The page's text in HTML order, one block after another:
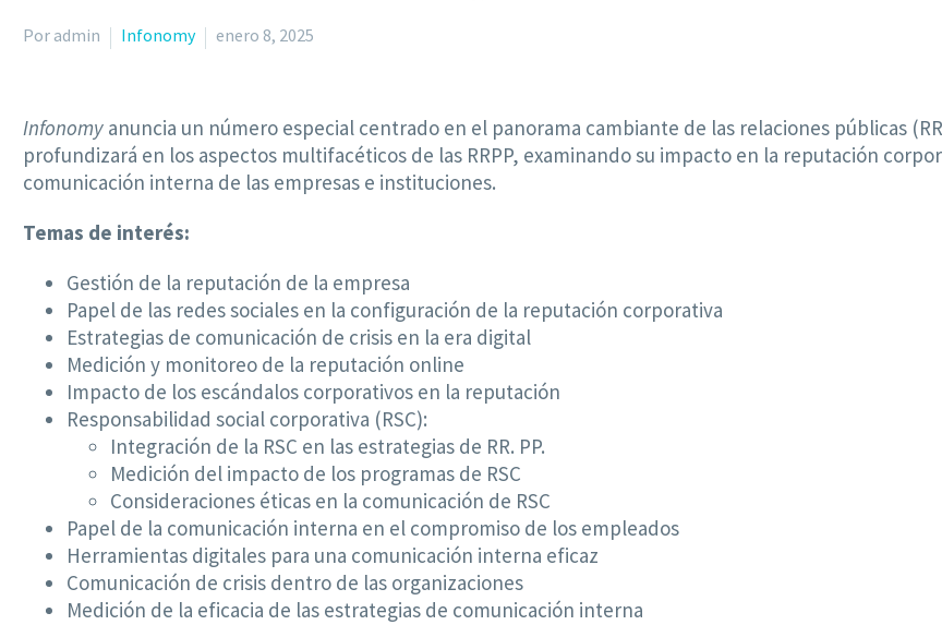
Por admin Infonomy enero 8, 2025
Infonomy anuncia un número especial centrado en el panorama cambiante de las relaciones públicas
profundizará en los aspectos multifacéticos de las RRPP, examinando su impacto en la reputación
comunicación interna de las empresas e instituciones.
Temas de interés:
Gestión de la reputación de la empresa
Papel de las redes sociales en la configuración de la reputación corporativa
Estrategias de comunicación de crisis en la era digital
Medición y monitoreo de la reputación online
Impacto de los escándalos corporativos en la reputación
Responsabilidad social corporativa (RSC):
Integración de la RSC en las estrategias de RR. PP.
Medición del impacto de los programas de RSC
Consideraciones éticas en la comunicación de RSC
Papel de la comunicación interna en el compromiso de los empleados
Herramientas digitales para una comunicación interna eficaz
Comunicación de crisis dentro de las organizaciones
Medición de la eficacia de las estrategias de comunicación interna